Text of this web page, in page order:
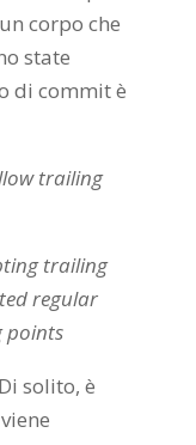
corpo che
state
di commit è
trailing
trailing
regular
points
solito, è